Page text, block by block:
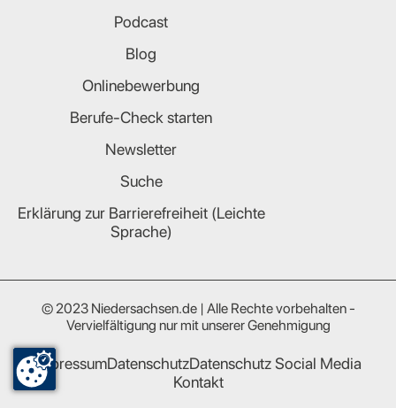
Podcast
Blog
Onlinebewerbung
Berufe-Check starten
Newsletter
Suche
Erklärung zur Barrierefreiheit (Leichte
Sprache)
© 2023 Niedersachsen.de | Alle Rechte vorbehalten -
Vervielfältigung nur mit unserer Genehmigung
ImpressumDatenschutzDatenschutz Social Media
Kontakt